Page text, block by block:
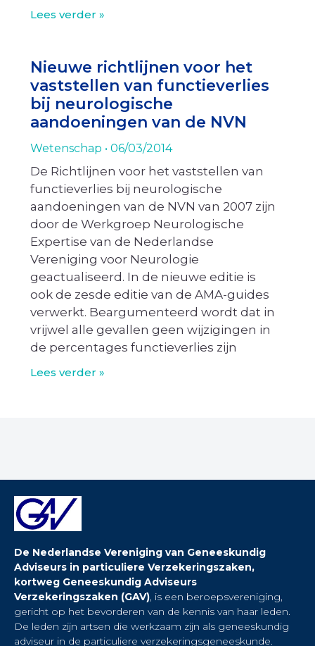
Lees verder »
Nieuwe richtlijnen voor het
vaststellen van functieverlies
bij neurologische
aandoeningen van de NVN
Wetenschap 06/03/2014
De Richtlijnen voor het vaststellen van
functieverlies bij neurologische
aandoeningen van de NVN van 2007 zijn
door de Werkgroep Neurologische
Expertise van de Nederlandse
Vereniging voor Neurologie
geactualiseerd. In de nieuwe editie is
ook de zesde editie van de AMA-guides
verwerkt. Beargumenteerd wordt dat in
vrijwel alle gevallen geen wijzigingen in
de percentages functieverlies zijn
Lees verder »
De Nederlandse Vereniging van Geneeskundig
Adviseurs in particuliere Verzekeringszaken,
kortweg Geneeskundig Adviseurs
Verzekeringszaken (GAV), is een beroepsvereniging,
gericht op het bevorderen van de kennis van haar leden.
De leden zijn artsen die werkzaam zijn als geneeskundig
adviseur in de particuliere verzekeringsgeneeskunde.